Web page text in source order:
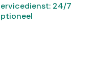
24/7